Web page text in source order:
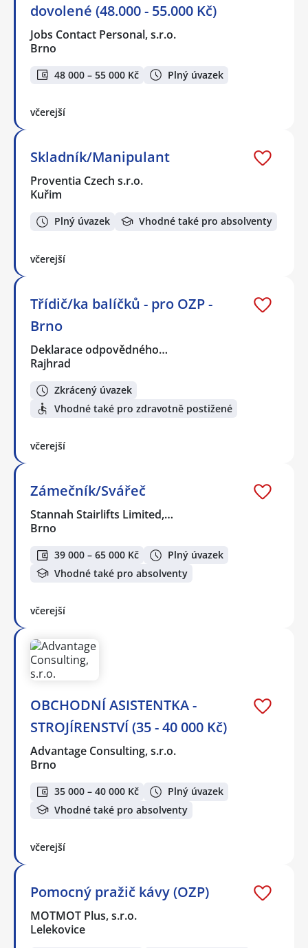
dovolené (48.000 - 55.000 Kč)
Jobs Contact Personal, s.r.o.
Brno
48 000 – 55 000 Kč Plný úvazek
včerejší
Skladník/Manipulant
Proventia Czech s.r.o.
Kuřim
Plný úvazek Vhodné také pro absolventy
včerejší
Třídič/ka balíčků - pro OZP -
Brno
Deklarace odpovědného…
Rajhrad
Zkrácený úvazek
Vhodné také pro zdravotně postižené
včerejší
Zámečník/Svářeč
Stannah Stairlifts Limited,…
Brno
39 000 – 65 000 Kč
Plný úvazek
Vhodné také pro absolventy
včerejší
OBCHODNÍ ASISTENTKA -
STROJÍRENSTVÍ (35 - 40 000 Kč)
Advantage Consulting, s.r.o.
Brno
35 000 – 40 000 Kč
Plný úvazek
Vhodné také pro absolventy
včerejší
Pomocný pražič kávy (OZP)
MOTMOT Plus, s.r.o.
Lelekovice